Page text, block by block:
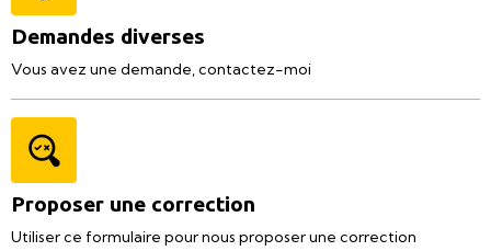
Demandes diverses
Vous avez une demande, contactez-moi
Proposer une correction
Utiliser ce formulaire pour nous proposer une correction